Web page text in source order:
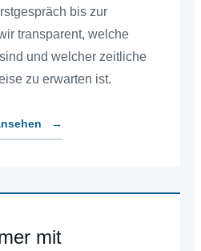
bis zur
transparent, welche
und welcher zeitliche
zu erwarten ist.
→
mit